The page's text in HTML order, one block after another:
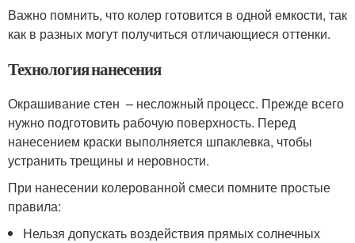
Важно помнить, что колер готовится в одной емкости, так
как в разных могут получиться отличающиеся оттенки.
Технология нанесения
Окрашивание стен – несложный процесс. Прежде всего
нужно подготовить рабочую поверхность. Перед
нанесением краски выполняется шпаклевка, чтобы
устранить трещины и неровности.
При нанесении колерованной смеси помните простые
правила:
Нельзя допускать воздействия прямых солнечных